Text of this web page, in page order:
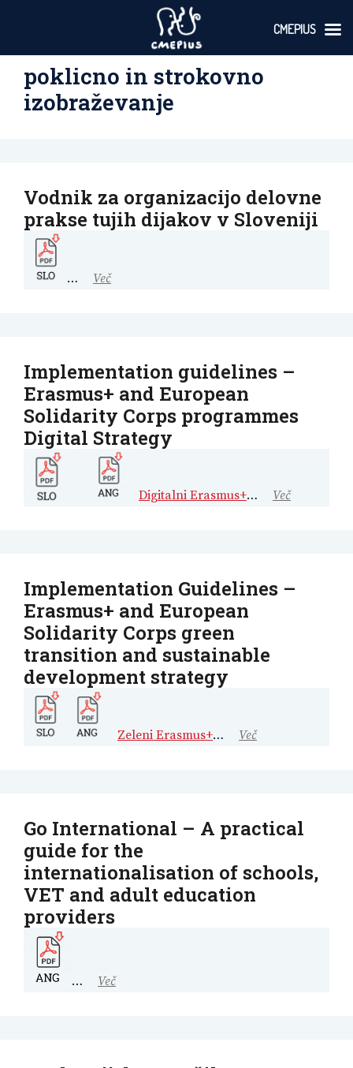
vsebino
poklicno in strokovno
izobraževanje
Vodnik za organizacijo delovne
prakse tujih dijakov v Sloveniji
… Več
Implementation guidelines –
Erasmus+ and European
Solidarity Corps programmes
Digital Strategy
Digitalni Erasmus+… Več
Implementation Guidelines –
Erasmus+ and European
Solidarity Corps green
transition and sustainable
development strategy
Zeleni Erasmus+… Več
Go International – A practical
guide for the
internationalisation of schools,
VET and adult education
providers
… Več
CMEPIUS